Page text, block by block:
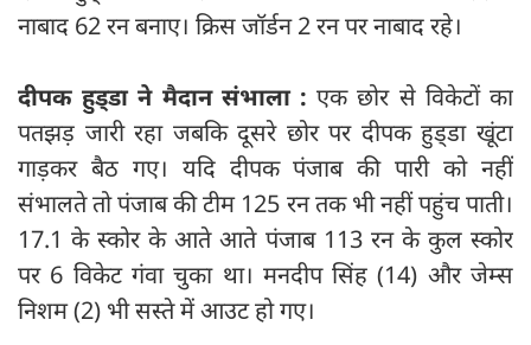
नाबाद 62 रन बनाए। क्रिस जॉर्डन 2 रन पर नाबाद रहे।
दीपक हुड्‍डा ने मैदान संभाला : एक छोर से विकेटों का
पतझड़ जारी रहा जबकि दूसरे छोर पर दीपक हुड्‍डा खूंटा
गाड़कर बैठ गए। यदि दीपक पंजाब की पारी को नहीं
संभालते तो पंजाब की टीम 125 रन तक भी नहीं पहुंच पाती।
17.1 के स्कोर के आते आते पंजाब 113 रन के कुल स्कोर
पर 6 विकेट गंवा चुका था। मनदीप सिंह (14) और जेम्स
निशम (2) भी सस्ते में आउट हो गए।